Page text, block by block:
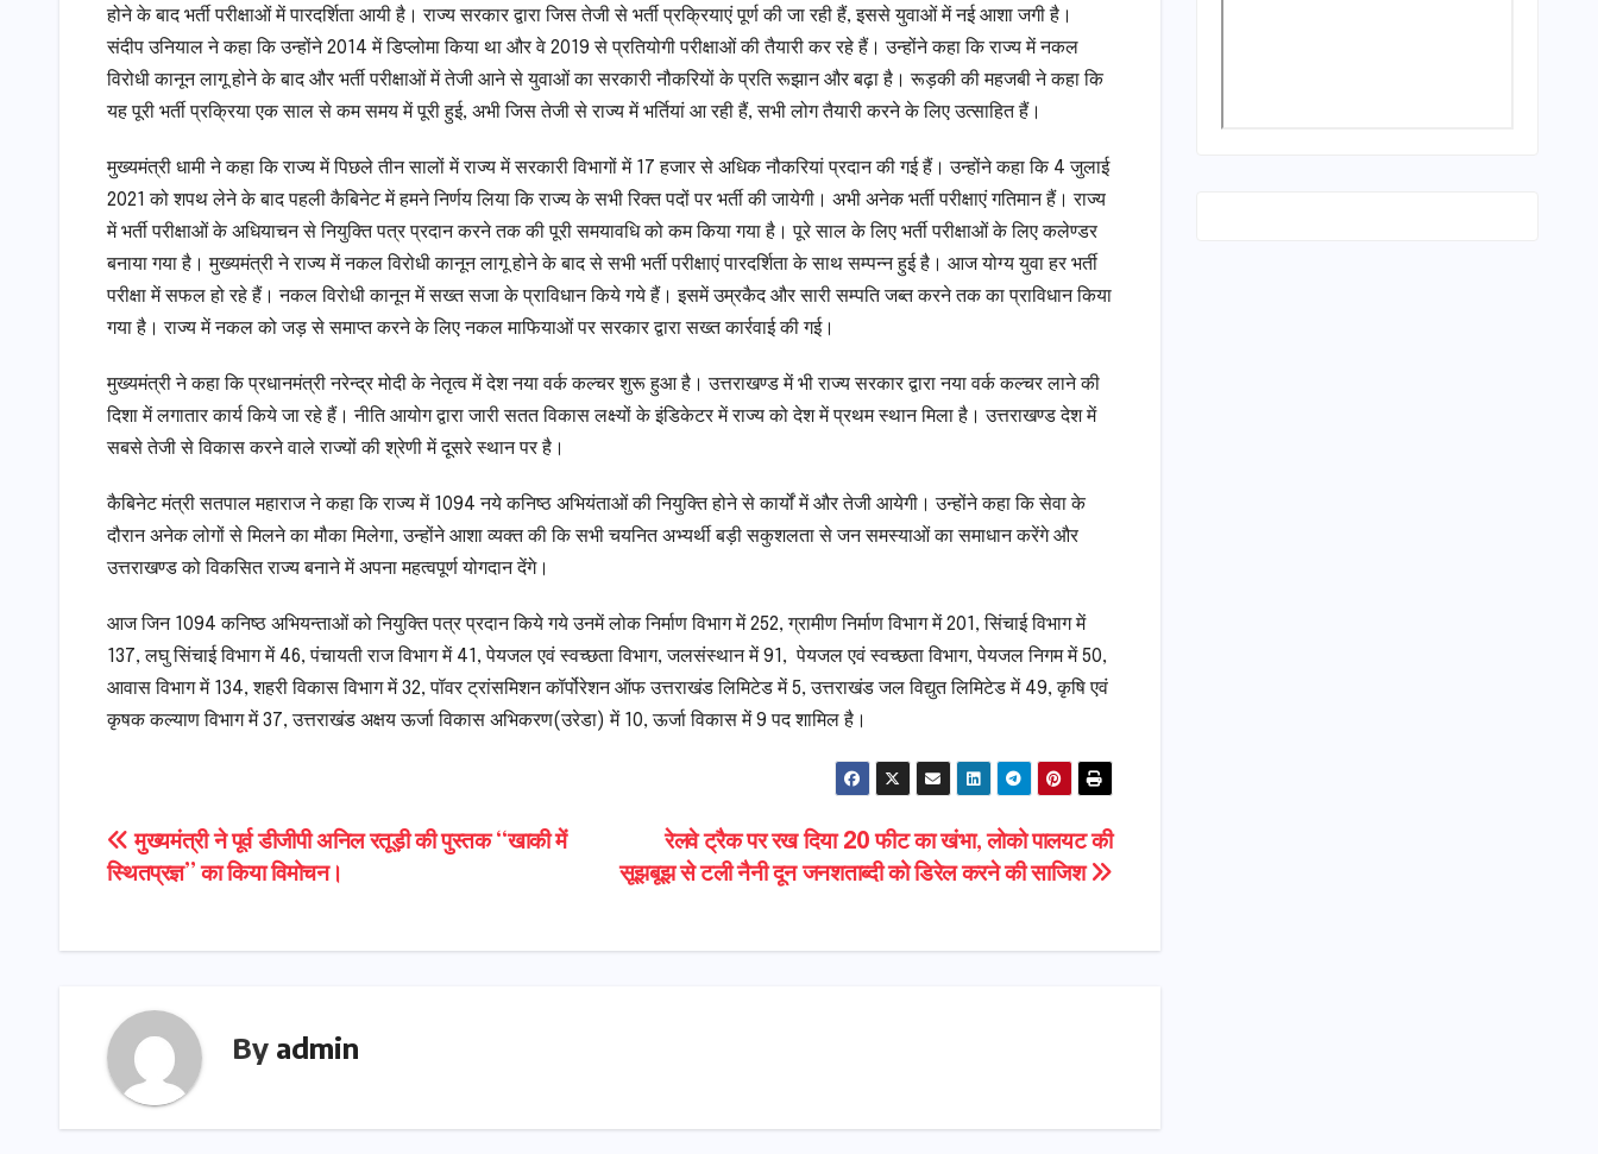
होने के बाद भर्ती परीक्षाओं में पारदर्शिता आयी है। राज्य सरकार द्वारा जिस तेजी से भर्ती प्रक्रियाएं पूर्ण की जा रही हैं, इससे युवाओं में नई आशा जगी है।
संदीप उनियाल ने कहा कि उन्होंने 2014 में डिप्लोमा किया था और वे 2019 से प्रतियोगी परीक्षाओं की तैयारी कर रहे हैं। उन्होंने कहा कि राज्य में नकल
विरोधी कानून लागू होने के बाद और भर्ती परीक्षाओं में तेजी आने से युवाओं का सरकारी नौकरियों के प्रति रूझान और बढ़ा है। रूड़की की महजबी ने कहा कि
यह पूरी भर्ती प्रक्रिया एक साल से कम समय में पूरी हुई, अभी जिस तेजी से राज्य में भर्तियां आ रही हैं, सभी लोग तैयारी करने के लिए उत्साहित हैं।
मुख्यमंत्री धामी ने कहा कि राज्य में पिछले तीन सालों में राज्य में सरकारी विभागों में 17 हजार से अधिक नौकरियां प्रदान की गई हैं। उन्होंने कहा कि 4 जुलाई
2021 को शपथ लेने के बाद पहली कैबिनेट में हमने निर्णय लिया कि राज्य के सभी रिक्त पदों पर भर्ती की जायेगी। अभी अनेक भर्ती परीक्षाएं गतिमान हैं। राज्य
में भर्ती परीक्षाओं के अधियाचन से नियुक्ति पत्र प्रदान करने तक की पूरी समयावधि को कम किया गया है। पूरे साल के लिए भर्ती परीक्षाओं के लिए कलेण्डर
बनाया गया है। मुख्यमंत्री ने राज्य में नकल विरोधी कानून लागू होने के बाद से सभी भर्ती परीक्षाएं पारदर्शिता के साथ सम्पन्न हुई है। आज योग्य युवा हर भर्ती
परीक्षा में सफल हो रहे हैं। नकल विरोधी कानून में सख्त सजा के प्राविधान किये गये हैं। इसमें उम्रकैद और सारी सम्पति जब्त करने तक का प्राविधान किया
गया है। राज्य में नकल को जड़ से समाप्त करने के लिए नकल माफियाओं पर सरकार द्वारा सख्त कार्रवाई की गई।
मुख्यमंत्री ने कहा कि प्रधानमंत्री नरेन्द्र मोदी के नेतृत्व में देश नया वर्क कल्चर शुरू हुआ है। उत्तराखण्ड में भी राज्य सरकार द्वारा नया वर्क कल्चर लाने की
दिशा में लगातार कार्य किये जा रहे हैं। नीति आयोग द्वारा जारी सतत विकास लक्ष्यों के इंडिकेटर में राज्य को देश में प्रथम स्थान मिला है। उत्तराखण्ड देश में
सबसे तेजी से विकास करने वाले राज्यों की श्रेणी में दूसरे स्थान पर है।
कैबिनेट मंत्री सतपाल महाराज ने कहा कि राज्य में 1094 नये कनिष्ठ अभियंताओं की नियुक्ति होने से कार्यों में और तेजी आयेगी। उन्होंने कहा कि सेवा के
दौरान अनेक लोगों से मिलने का मौका मिलेगा, उन्होंने आशा व्यक्त की कि सभी चयनित अभ्यर्थी बड़ी सकुशलता से जन समस्याओं का समाधान करेंगे और
उत्तराखण्ड को विकसित राज्य बनाने में अपना महत्वपूर्ण योगदान देंगे।
आज जिन 1094 कनिष्ठ अभियन्ताओं को नियुक्ति पत्र प्रदान किये गये उनमें लोक निर्माण विभाग में 252, ग्रामीण निर्माण विभाग में 201, सिंचाई विभाग में
137, लघु सिंचाई विभाग में 46, पंचायती राज विभाग में 41, पेयजल एवं स्वच्छता विभाग, जलसंस्थान में 91, पेयजल एवं स्वच्छता विभाग, पेयजल निगम में 50,
आवास विभाग में 134, शहरी विकास विभाग में 32, पॉवर ट्रांसमिशन कॉर्पोरेशन ऑफ उत्तराखंड लिमिटेड में 5, उत्तराखंड जल विद्युत लिमिटेड में 49, कृषि एवं
कृषक कल्याण विभाग में 37, उत्तराखंड अक्षय ऊर्जा विकास अभिकरण(उरेडा) में 10, ऊर्जा विकास में 9 पद शामिल है।
Post
navigation
रेलवे ट्रैक पर रख दिया 20 फीट का खंभा, लोको पालयट की
सूझबूझ से टली नैनी दून जनशताब्दी को डिरेल करने की साजिश
मुख्यमंत्री ने पूर्व डीजीपी अनिल रतूड़ी की पुस्तक ‘‘खाकी में
स्थितप्रज्ञ’’ का किया विमोचन।
By admin